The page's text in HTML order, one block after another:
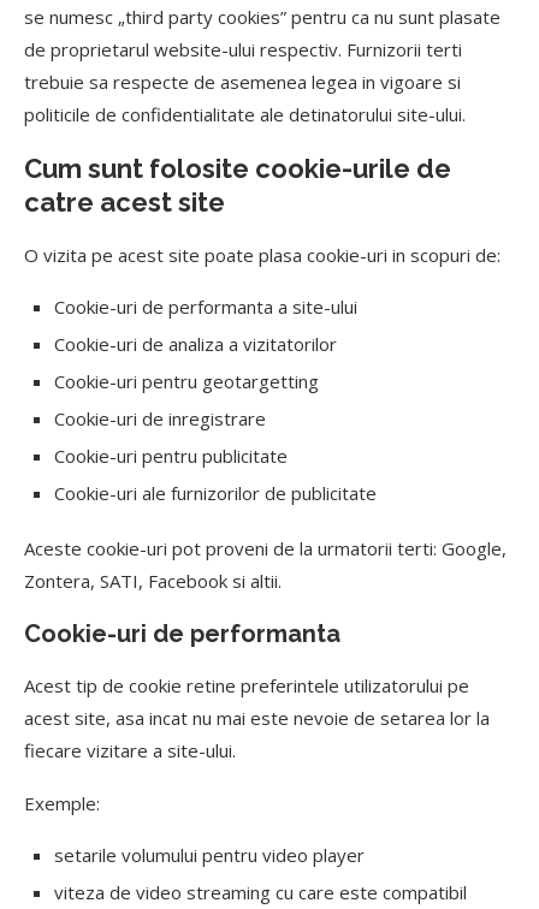
se numesc „third party cookies” pentru ca nu sunt plasate
de proprietarul website-ului respectiv. Furnizorii terti
trebuie sa respecte de asemenea legea in vigoare si
politicile de confidentialitate ale detinatorului site-ului.
Cum sunt folosite cookie-urile de
catre acest site
O vizita pe acest site poate plasa cookie-uri in scopuri de:
Cookie-uri de performanta a site-ului
Cookie-uri de analiza a vizitatorilor
Cookie-uri pentru geotargetting
Cookie-uri de inregistrare
Cookie-uri pentru publicitate
Cookie-uri ale furnizorilor de publicitate
Aceste cookie-uri pot proveni de la urmatorii terti: Google,
Zontera, SATI, Facebook si altii.
Cookie-uri de performanta
Acest tip de cookie retine preferintele utilizatorului pe
acest site, asa incat nu mai este nevoie de setarea lor la
fiecare vizitare a site-ului.
Exemple:
setarile volumului pentru video player
viteza de video streaming cu care este compatibil